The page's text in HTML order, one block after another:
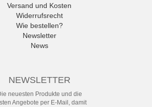
Versand und Kosten
Widerrufsrecht
Wie bestellen?
Newsletter
News
NEWSLETTER
neuesten Produkte und die
Angebote per E-Mail, damit